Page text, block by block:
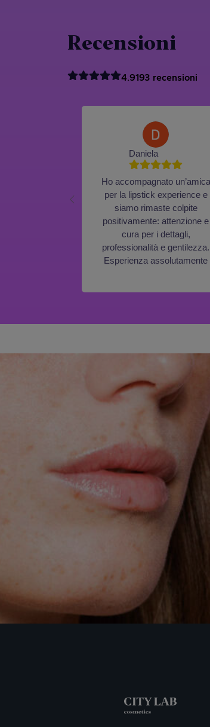
Recensioni
4.9193 recensioni
Daniela
Ho accompagnato un’amica
per la lipstick experience e
siamo rimaste colpite
positivamente: attenzione e
cura per i dettagli,
professionalità e gentilezza.
Esperienza assolutamente